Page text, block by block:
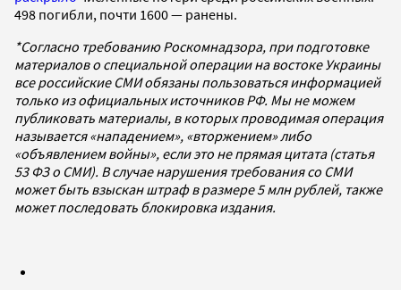
498 погибли, почти 1600 — ранены.
*Согласно требованию Роскомнадзора, при подготовке
материалов о специальной операции на востоке Украины
все российские СМИ обязаны пользоваться информацией
только из официальных источников РФ. Мы не можем
публиковать материалы, в которых проводимая операция
называется «нападением», «вторжением» либо
«объявлением войны», если это не прямая цитата (статья
53 ФЗ о СМИ). В случае нарушения требования со СМИ
может быть взыскан штраф в размере 5 млн рублей, также
может последовать блокировка издания.